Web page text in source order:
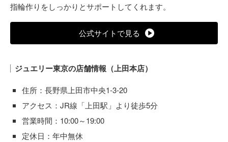
指輪作りをしっかりとサポートしてくれます。
公式サイトで見る
ジュエリー東京の店舗情報（上田本店）
住所：長野県上田市中央1-3-20
アクセス：JR線「上田駅」より徒歩5分
営業時間：10:00～19:00
定休日：年中無休